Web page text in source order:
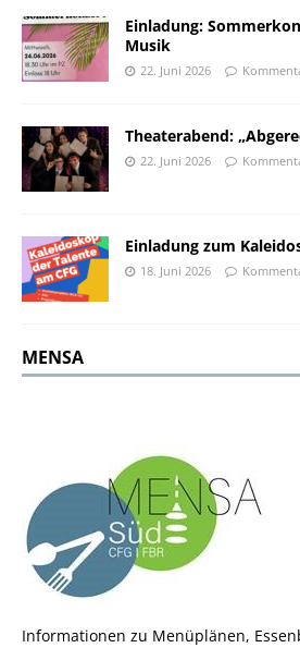
Einladung:
Musik
22. Juni 2026
Theaterabend:
22. Juni 2026
Einladung zum
18. Juni 2026
MENSA
Informationen zu Menüplänen,